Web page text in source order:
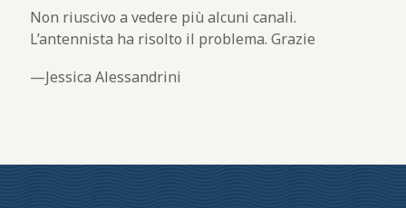
Non riuscivo a vedere più alcuni canali.
L’antennista ha risolto il problema. Grazie
Jessica Alessandrini